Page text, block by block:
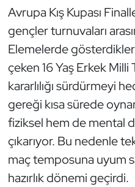
Avrupa Kış Kupası
gençler turnuvaları
Elemelerde
çeken 16 Yaş Erkek Milli
kararlılığı sürdürmeyi
gereği kısa sürede
fiziksel hem de mental
çıkarıyor. Bu nedenle
maç temposuna uyum
hazırlık dönemi geçirdi.
Judo ve Kuraş
Kano ve Rafting
Karate
Kayak
Kempo
Kick Boks